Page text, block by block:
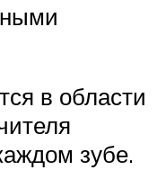
в области
зубе.